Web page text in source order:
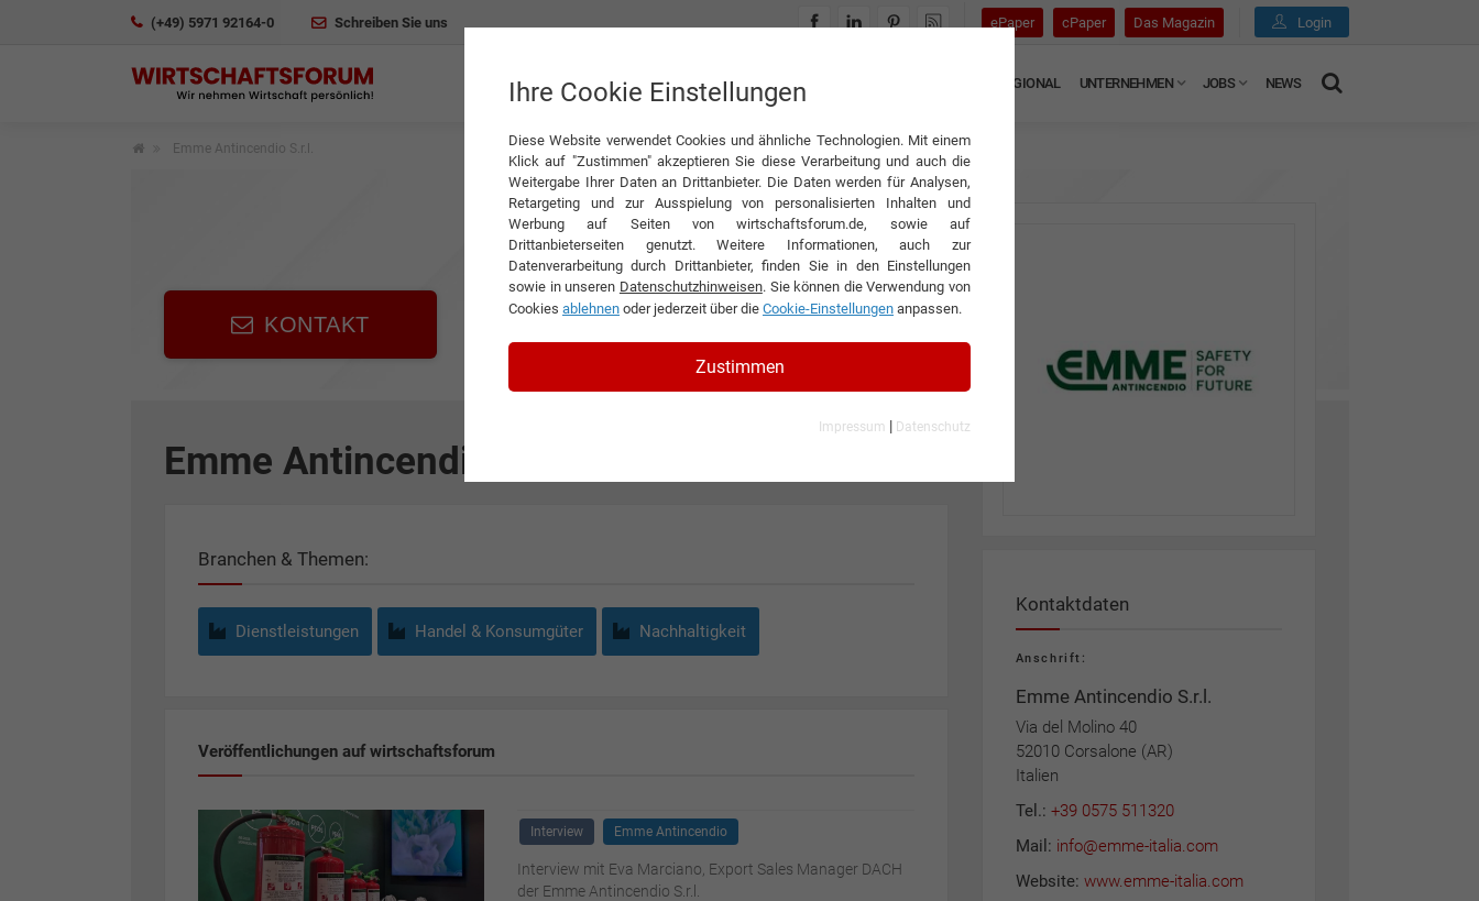
(+49) 5971 92164-0 Schreiben Sie uns ePaper cPaper Das Magazin Login
INTERVIEWS REGIONAL UNTERNEHMEN JOBS NEWS
Emme Antincendio S.r.l.
KONTAKT
Emme Antincendio S.r.l.
Branchen & Themen:
Dienstleistungen Handel & Konsumgüter Nachhaltigkeit
Veröffentlichungen auf wirtschaftsforum
Interview Emme Antincendio
Interview mit Eva Marciano, Export Sales Manager DACH
der Emme Antincendio S.r.l.
Kontaktdaten
Anschrift:
Emme Antincendio S.r.l.
Via del Molino 40
52010 Corsalone (AR)
Italien
Tel.: +39 0575 511320
Mail: info@emme-italia.com
Website: www.emme-italia.com
Ihre Cookie Einstellungen
Diese Website verwendet Cookies und ähnliche Technologien. Mit einem
Klick auf "Zustimmen" akzeptieren Sie diese Verarbeitung und auch die
Weitergabe Ihrer Daten an Drittanbieter. Die Daten werden für Analysen,
Retargeting und zur Ausspielung von personalisierten Inhalten und
Werbung auf Seiten von wirtschaftsforum.de, sowie auf
Drittanbieterseiten genutzt. Weitere Informationen, auch zur
Datenverarbeitung durch Drittanbieter, finden Sie in den Einstellungen
sowie in unseren Datenschutzhinweisen. Sie können die Verwendung von
Cookies ablehnen oder jederzeit über die Cookie-Einstellungen anpassen.
Zustimmen
Impressum | Datenschutz